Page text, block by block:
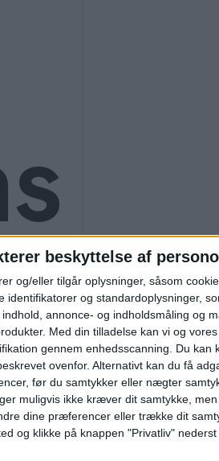
beskyttelse af
og/eller tilgår oplysninger, såsom
identifikatorer og standardoplysninger,
annonce- og indholdsmåling og
Med din tilladelse kan vi og
gennem enhedsscanning. Du kan
ovenfor. Alternativt kan du få
før du samtykker eller nægter
muligvis ikke kræver dit samtykke,
dine præferencer eller trække dit
og klikke på knappen "Privatliv" nederst